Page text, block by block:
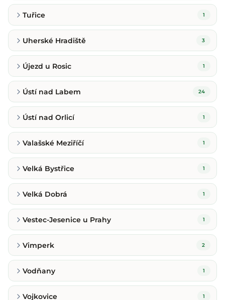
Tuřice 1
Uherské Hradiště 3
Újezd u Rosic 1
Ústí nad Labem 24
Ústí nad Orlicí 1
Valašské Meziříčí 1
Velká Bystřice 1
Velká Dobrá 1
Vestec-Jesenice u Prahy 1
Vimperk 2
Vodňany 1
Vojkovice 1